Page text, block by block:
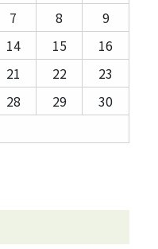
7 8
9
14 15
16
21 22
23
28 29
30